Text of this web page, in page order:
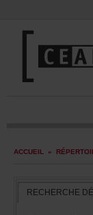
ACCUEIL »